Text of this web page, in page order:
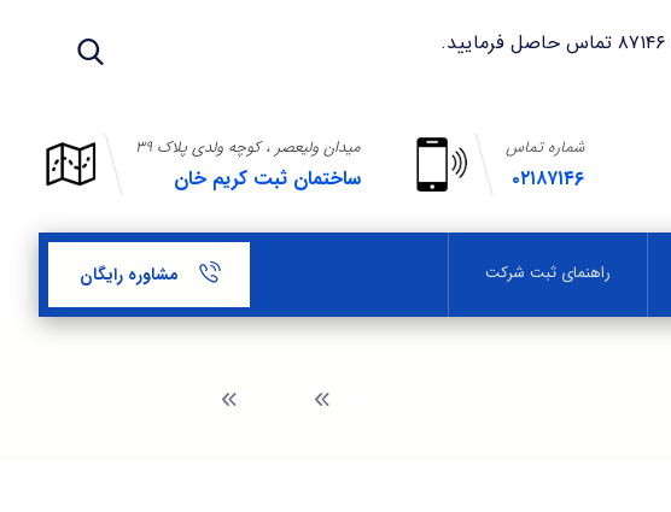
میدان ولیعصر ، کوچه ولدی پلاک ۳۹
ساختمان ثبت کریم خان
شماره تماس
۰۲۱۸۷۱۴۶
راهنمای ثبت شرکت مشاوره رایگان